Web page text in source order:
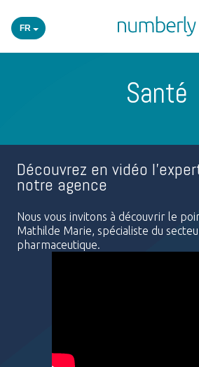
FR
Academy
Secteurs
Événements
Santé
Découvrez en vidéo
notre agence
Nous vous invitons à découvrir le
Mathilde Marie, spécialiste du
pharmaceutique.